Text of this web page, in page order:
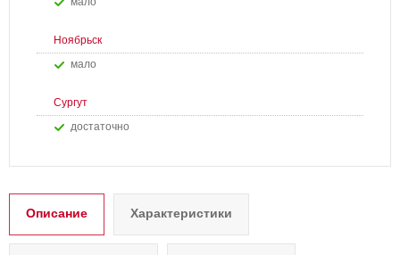
Ноябрьск
Мало
Сургут
Достаточно
Описание Характеристики